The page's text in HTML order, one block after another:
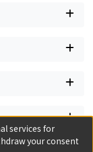
services for
your consent